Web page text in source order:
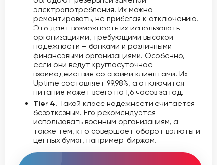
электропотребления. Их можно
ремонтировать, не прибегая к отключению.
Это дает возможность их использовать
организациями, требующими высокой
надежности – банками и различными
финансовыми организациями. Особенно,
если они ведут круглосуточное
взаимодействие со своими клиентами. Их
Uptime составляет 99,98%, а отключится
питание может всего на 1,6 часов за год.
Tier 4. Такой класс надежности считается
безотказным. Его рекомендуется
использовать военным организациям, а
также тем, кто совершает оборот валюты и
ценных бумаг, например, биржам.